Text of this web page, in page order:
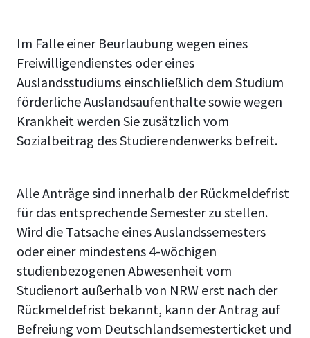
Im Falle einer Beurlaubung wegen eines
Freiwilligendienstes oder eines
Auslandsstudiums einschließlich dem Studium
förderliche Auslandsaufenthalte sowie wegen
Krankheit werden Sie zusätzlich vom
Sozialbeitrag des Studierendenwerks befreit.
Alle Anträge sind innerhalb der Rückmeldefrist
für das entsprechende Semester zu stellen.
Wird die Tatsache eines Auslandssemesters
oder einer mindestens 4-wöchigen
studienbezogenen Abwesenheit vom
Studienort außerhalb von NRW erst nach der
Rückmeldefrist bekannt, kann der Antrag auf
Befreiung vom Deutschlandsemesterticket und